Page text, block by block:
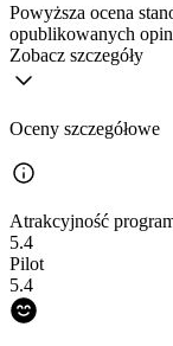
Powyższa ocena
opublikowanych
Zobacz szczegóły
Oceny szczegółowe
Atrakcyjność
5.4
Pilot
5.4